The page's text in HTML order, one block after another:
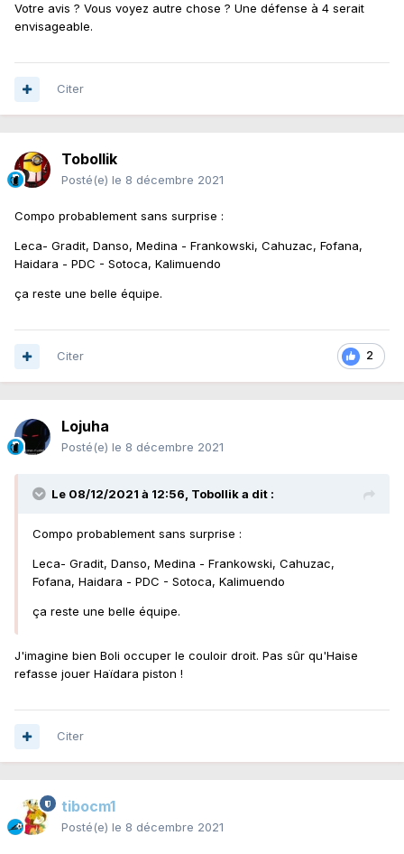
Votre avis ? Vous voyez autre chose ? Une défense à 4 serait
envisageable.
Citer
Tobollik
Posté(e) le 8 décembre 2021
Compo probablement sans surprise :
Leca- Gradit, Danso, Medina - Frankowski, Cahuzac, Fofana,
Haidara - PDC - Sotoca, Kalimuendo
ça reste une belle équipe.
2
Citer
Lojuha
Posté(e) le 8 décembre 2021
Le 08/12/2021 à 12:56, Tobollika dit :
Compo probablement sans surprise :
Leca- Gradit, Danso, Medina - Frankowski, Cahuzac,
Fofana, Haidara - PDC - Sotoca, Kalimuendo
ça reste une belle équipe.
J'imagine bien Boli occuper le couloir droit. Pas sûr qu'Haise
refasse jouer Haïdara piston !
Citer
tibocm1
Posté(e) le 8 décembre 2021